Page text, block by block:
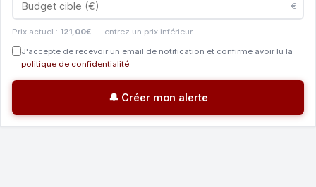
€
Prix actuel : 121,00€ — entrez un prix inférieur
J'accepte de recevoir un email de notification et confirme avoir lu la
politique de confidentialité.
🔔 Créer mon alerte